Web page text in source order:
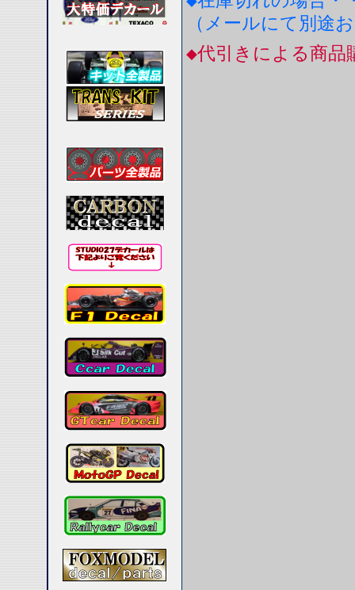
（メールにて別途
◆代引きによる商品